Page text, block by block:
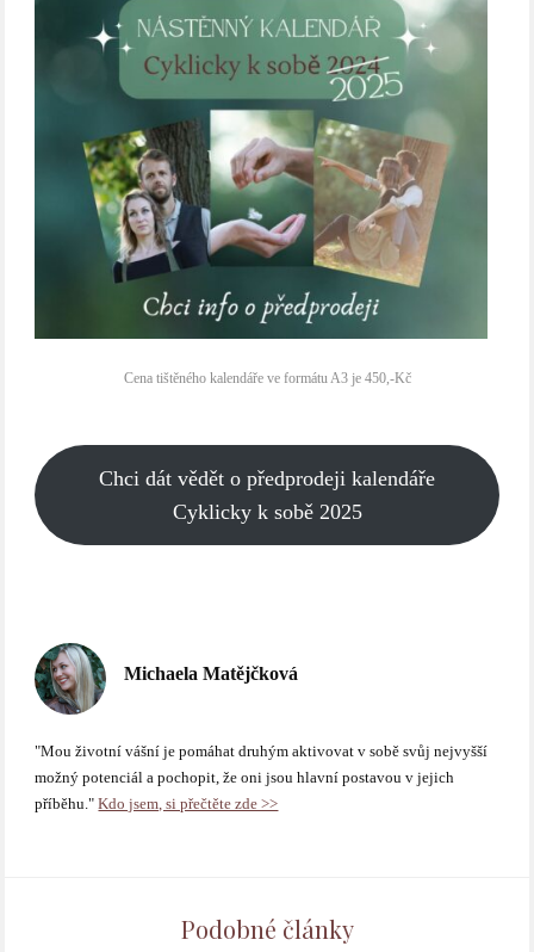
Cena tištěného kalendáře ve formátu A3 je 450,-Kč
Chci dát vědět o předprodeji kalendáře
Cyklicky k sobě 2025
Michaela Matějčková
"Mou životní vášní je pomáhat druhým aktivovat v sobě svůj nejvyšší
možný potenciál a pochopit, že oni jsou hlavní postavou v jejich
příběhu."Kdo jsem, si přečtěte zde >>
Podobné články